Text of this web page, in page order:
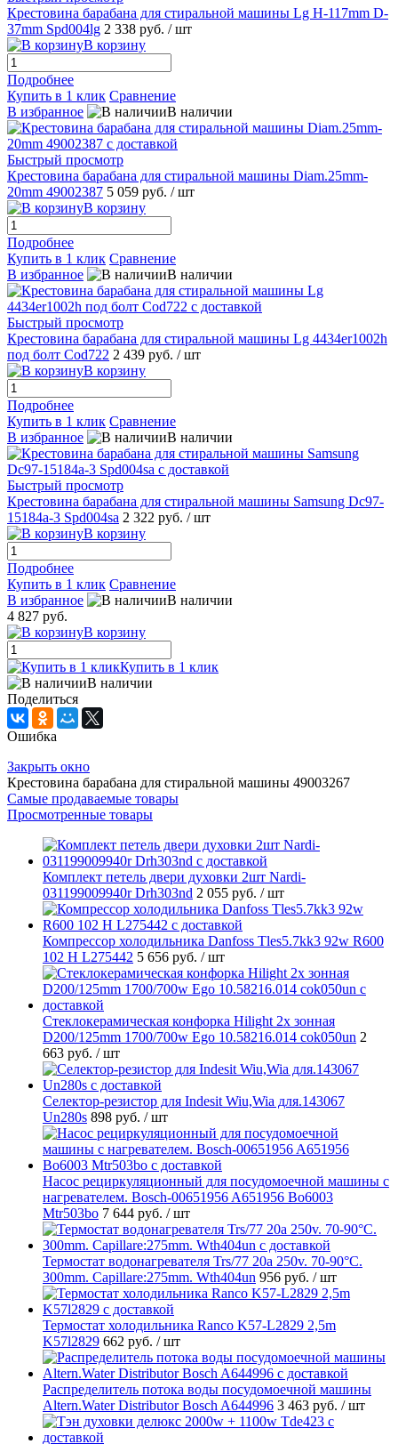
Крестовина барабана для стиральной машины Lg H-117mm D-
37mm Spd004lg 2 338 руб. / шт
В корзину
Подробнее
Купить в 1 клик Сравнение
В избранное
В наличии
Быстрый просмотр
Крестовина барабана для стиральной машины Diam.25mm-
20mm 49002387 5 059 руб. / шт
В корзину
Подробнее
Купить в 1 клик Сравнение
В избранное
В наличии
Быстрый просмотр
Крестовина барабана для стиральной машины Lg 4434er1002h
под болт Cod722 2 439 руб. / шт
В корзину
Подробнее
Купить в 1 клик Сравнение
В избранное
В наличии
Быстрый просмотр
Крестовина барабана для стиральной машины Samsung Dc97-
15184a-3 Spd004sa 2 322 руб. / шт
В корзину
Подробнее
Купить в 1 клик Сравнение
В избранное
В наличии
4 827 руб.
В корзину
Купить в 1 клик
В наличии
Поделиться
Ошибка
Закрыть окно
Крестовина барабана для стиральной машины 49003267
Самые продаваемые товары
Просмотренные товары
Комплект петель двери духовки 2шт Nardi-
031199009940r Drh303nd 2 055 руб. / шт
Компрессор холодильника Danfoss Tles5.7kk3 92w R600
102 H L275442 5 656 руб. / шт
Стеклокерамическая конфорка Hilight 2х зонная
D200/125mm 1700/700w Ego 10.58216.014 cok050un 2
663 руб. / шт
Селектор-резистор для Indesit Wiu,Wia для.143067
Un280s 898 руб. / шт
Насос рециркуляционный для посудомоечной машины с
нагревателем. Bosch-00651956 A651956 Bo6003
Mtr503bo 7 644 руб. / шт
Термостат водонагревателя Trs/77 20a 250v. 70-90°C.
300mm. Capillare:275mm. Wth404un 956 руб. / шт
Термостат холодильника Ranco K57-L2829 2,5m
K57l2829 662 руб. / шт
Распределитель потока воды посудомоечной машины
Altern.Water Distributor Bosch A644996 3 463 руб. / шт